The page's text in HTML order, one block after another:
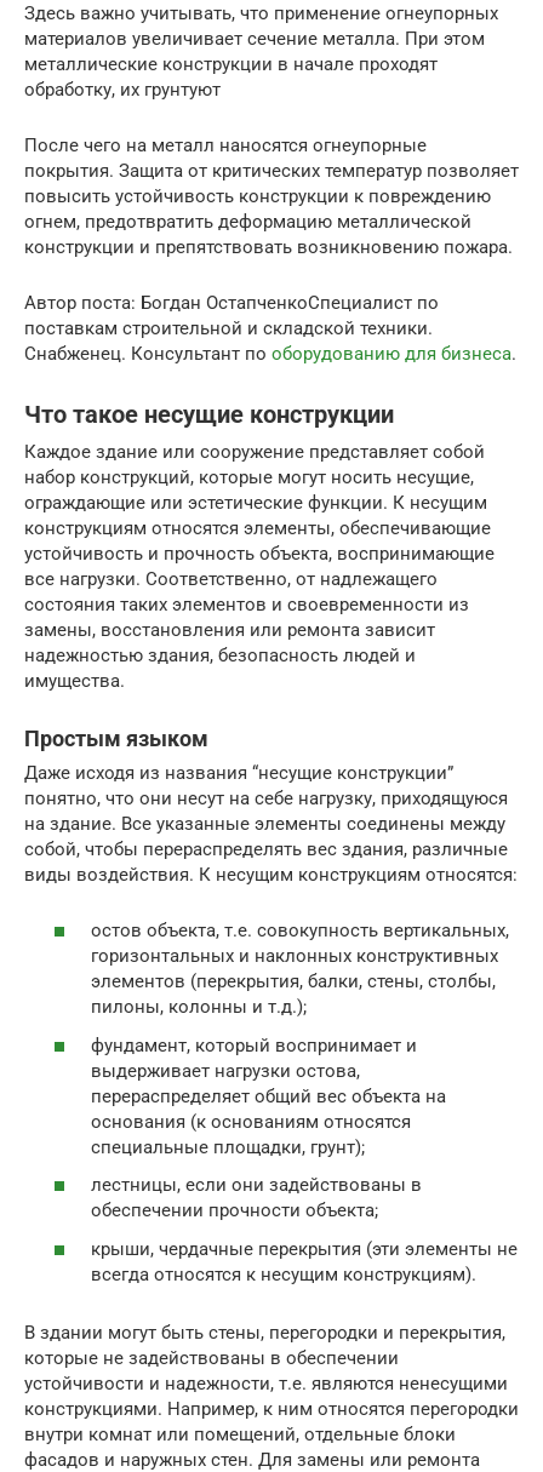
Здесь важно учитывать, что применение огнеупорных
материалов увеличивает сечение металла. При этом
металлические конструкции в начале проходят
обработку, их грунтуют
После чего на металл наносятся огнеупорные
покрытия. Защита от критических температур позволяет
повысить устойчивость конструкции к повреждению
огнем, предотвратить деформацию металлической
конструкции и препятствовать возникновению пожара.
Автор поста: Богдан ОстапченкоСпециалист по
поставкам строительной и складской техники.
Снабженец. Консультант по оборудованию для бизнеса.
Что такое несущие конструкции
Каждое здание или сооружение представляет собой
набор конструкций, которые могут носить несущие,
ограждающие или эстетические функции. К несущим
конструкциям относятся элементы, обеспечивающие
устойчивость и прочность объекта, воспринимающие
все нагрузки. Соответственно, от надлежащего
состояния таких элементов и своевременности из
замены, восстановления или ремонта зависит
надежностью здания, безопасность людей и
имущества.
Простым языком
Даже исходя из названия “несущие конструкции”
понятно, что они несут на себе нагрузку, приходящуюся
на здание. Все указанные элементы соединены между
собой, чтобы перераспределять вес здания, различные
виды воздействия. К несущим конструкциям относятся:
остов объекта, т.е. совокупность вертикальных,
горизонтальных и наклонных конструктивных
элементов (перекрытия, балки, стены, столбы,
пилоны, колонны и т.д.);
фундамент, который воспринимает и
выдерживает нагрузки остова,
перераспределяет общий вес объекта на
основания (к основаниям относятся
специальные площадки, грунт);
лестницы, если они задействованы в
обеспечении прочности объекта;
крыши, чердачные перекрытия (эти элементы не
всегда относятся к несущим конструкциям).
В здании могут быть стены, перегородки и перекрытия,
которые не задействованы в обеспечении
устойчивости и надежности, т.е. являются ненесущими
конструкциями. Например, к ним относятся перегородки
внутри комнат или помещений, отдельные блоки
фасадов и наружных стен. Для замены или ремонта